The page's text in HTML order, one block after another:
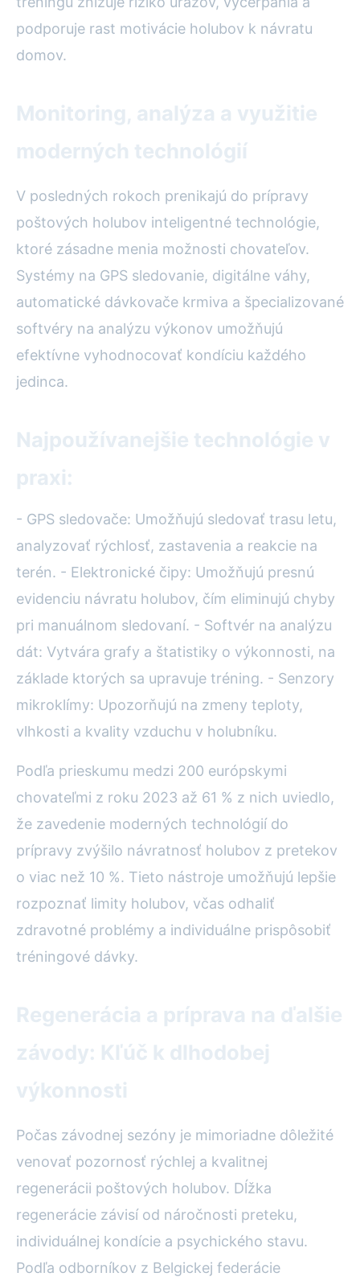
podporuje rast motivácie holubov k návratu
domov.
Monitoring, analýza a využitie
moderných technológií
V posledných rokoch prenikajú do prípravy
poštových holubov inteligentné technológie,
ktoré zásadne menia možnosti chovateľov.
Systémy na GPS sledovanie, digitálne váhy,
automatické dávkovače krmiva a špecializované
softvéry na analýzu výkonov umožňujú
efektívne vyhodnocovať kondíciu každého
jedinca.
Najpoužívanejšie technológie v
praxi:
- GPS sledovače: Umožňujú sledovať trasu letu,
analyzovať rýchlosť, zastavenia a reakcie na
terén. - Elektronické čipy: Umožňujú presnú
evidenciu návratu holubov, čím eliminujú chyby
pri manuálnom sledovaní. - Softvér na analýzu
dát: Vytvára grafy a štatistiky o výkonnosti, na
základe ktorých sa upravuje tréning. - Senzory
mikroklímy: Upozorňujú na zmeny teploty,
vlhkosti a kvality vzduchu v holubníku.
Podľa prieskumu medzi 200 európskymi
chovateľmi z roku 2023 až 61 % z nich uviedlo,
že zavedenie moderných technológií do
prípravy zvýšilo návratnosť holubov z pretekov
o viac než 10 %. Tieto nástroje umožňujú lepšie
rozpoznať limity holubov, včas odhaliť
zdravotné problémy a individuálne prispôsobiť
tréningové dávky.
Regenerácia a príprava na ďalšie
závody: Kľúč k dlhodobej
výkonnosti
Počas závodnej sezóny je mimoriadne dôležité
venovať pozornosť rýchlej a kvalitnej
regenerácii poštových holubov. Dĺžka
regenerácie závisí od náročnosti preteku,
individuálnej kondície a psychického stavu.
Podľa odborníkov z Belgickej federácie